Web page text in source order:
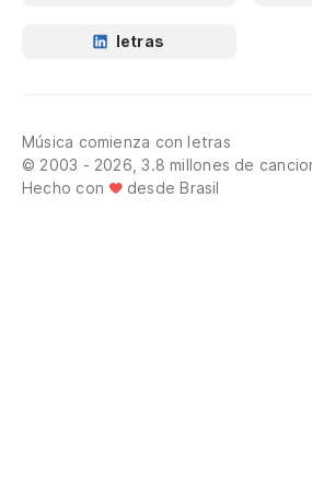
letras
Música comienza con letras
© 2003 - 2026, 3.8 millones de
Hecho con
desde Brasil